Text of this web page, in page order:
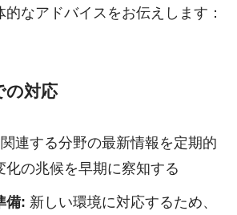
なアドバイスをお伝えします：
の対応
関連する分野の最新情報を定期的
化の兆候を早期に察知する
備: 新しい環境に対応するため、